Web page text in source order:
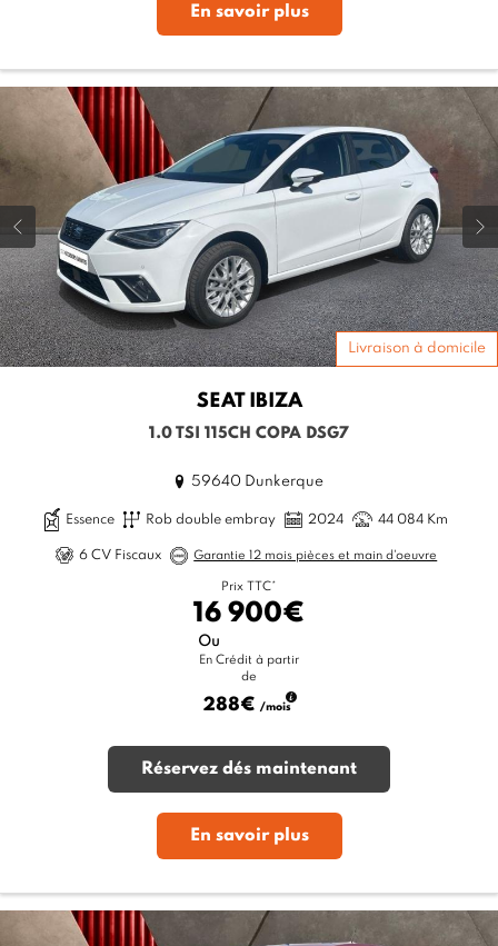
En savoir plus
Livraison à domicile
SEAT IBIZA
1.0 TSI 115CH COPA DSG7
59640 Dunkerque
Essence Rob double embray 2024 44 084 Km
6 CV Fiscaux Garantie 12 mois pièces et main d'oeuvre
Prix TTC*
16 900€
Ou
En Crédit à partir
de
288€ /mois
Réservez dés maintenant
En savoir plus